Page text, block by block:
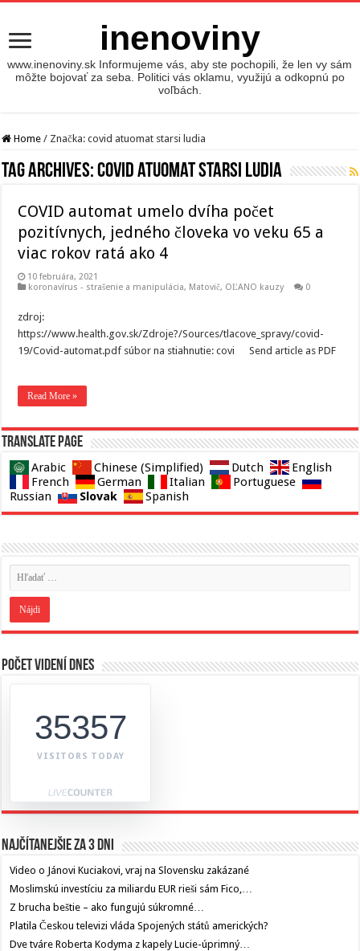
inenoviny
www.inenoviny.sk Informujeme vás, aby ste pochopili, že len vy sám
môžte bojovať za seba. Politici vás oklamu, využijú a odkopnú po
voľbách.
Home / Značka:covid atuomat starsi ludia
Tag Archives:covid atuomat starsi ludia
COVID automat umelo dvíha počet
pozitívnych, jedného človeka vo veku 65 a
viac rokov ratá ako 4
10 februára, 2021
koronavírus - strašenie a manipulácia, Matovič, OĽANO kauzy 0
zdroj:
https://www.health.gov.sk/Zdroje?/Sources/tlacove_spravy/covid-
19/Covid-automat.pdf súbor na stiahnutie: covi Send article as PDF
Read More »
Translate page
Arabic Chinese (Simplified) Dutch
English
French
German Italian
Portuguese
Russian
Slovak Spanish
Počet videní dnes
35357
VISITORS TODAY
Najčítanejšie za 3 dni
Video o Jánovi Kuciakovi, vraj na Slovensku zakázané
Moslimskú investíciu za miliardu EUR rieši sám Fico,…
Z brucha beštie – ako fungujú súkromné…
Platila Českou televizi vláda Spojených států amerických?
Dve tváre Roberta Kodyma z kapely Lucie-úprimný…